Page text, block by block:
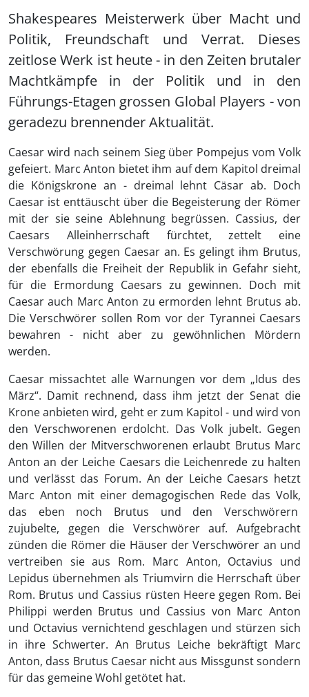
Shakespeares Meisterwerk über Macht und
Politik, Freundschaft und Verrat. Dieses
zeitlose Werk ist heute - in den Zeiten brutaler
Machtkämpfe in der Politik und in den
Führungs-Etagen grossen Global Players - von
geradezu brennender Aktualität.
Caesar wird nach seinem Sieg über Pompejus vom Volk
gefeiert. Marc Anton bietet ihm auf dem Kapitol dreimal
die Königskrone an - dreimal lehnt Cäsar ab. Doch
Caesar ist enttäuscht über die Begeisterung der Römer
mit der sie seine Ablehnung begrüssen. Cassius, der
Caesars Alleinherrschaft fürchtet, zettelt eine
Verschwörung gegen Caesar an. Es gelingt ihm Brutus,
der ebenfalls die Freiheit der Republik in Gefahr sieht,
für die Ermordung Caesars zu gewinnen. Doch mit
Caesar auch Marc Anton zu ermorden lehnt Brutus ab.
Die Verschwörer sollen Rom vor der Tyrannei Caesars
bewahren - nicht aber zu gewöhnlichen Mördern
werden.
Caesar missachtet alle Warnungen vor dem „Idus des
März“. Damit rechnend, dass ihm jetzt der Senat die
Krone anbieten wird, geht er zum Kapitol - und wird von
den Verschworenen erdolcht. Das Volk jubelt. Gegen
den Willen der Mitverschworenen erlaubt Brutus Marc
Anton an der Leiche Caesars die Leichenrede zu halten
und verlässt das Forum. An der Leiche Caesars hetzt
Marc Anton mit einer demagogischen Rede das Volk,
das eben noch Brutus und den Verschwörern
zujubelte, gegen die Verschwörer auf. Aufgebracht
zünden die Römer die Häuser der Verschwörer an und
vertreiben sie aus Rom. Marc Anton, Octavius und
Lepidus übernehmen als Triumvirn die Herrschaft über
Rom. Brutus und Cassius rüsten Heere gegen Rom. Bei
Philippi werden Brutus und Cassius von Marc Anton
und Octavius vernichtend geschlagen und stürzen sich
in ihre Schwerter. An Brutus Leiche bekräftigt Marc
Anton, dass Brutus Caesar nicht aus Missgunst sondern
für das gemeine Wohl getötet hat.